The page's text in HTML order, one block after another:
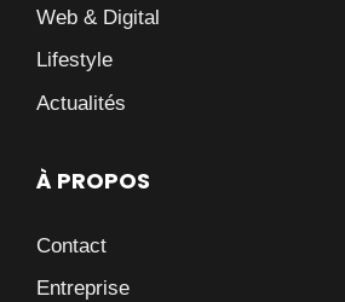
Web & Digital
Lifestyle
Actualités
À PROPOS
Contact
Entreprise